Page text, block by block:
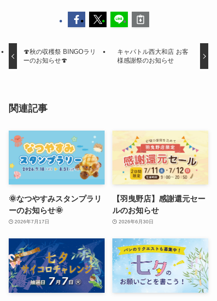
🍄秋の収穫祭 BINGOラリ
ーのお知らせ🍄
キャパトル西大和店 お客
様感謝祭のお知らせ
関連記事
🌞なつやすみスタンプラリ
ーのお知らせ🌞
2026年7月17日
【羽曳野店】感謝還元セー
ルのお知らせ
2026年6月30日